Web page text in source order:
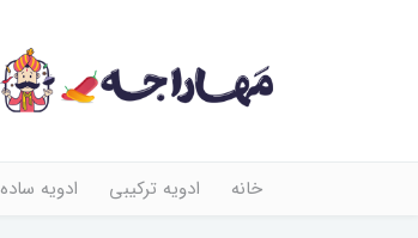
خانه ادویه ترکیبی ادویه ساده